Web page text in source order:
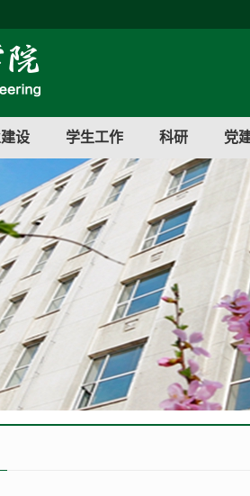
设 学生工作 科研 党